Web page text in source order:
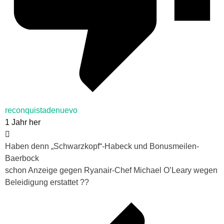
reconquistadenuevo
1 Jahr her
Haben denn „Schwarzkopf“-Habeck und Bonusmeilen-
Baerbock
schon Anzeige gegen Ryanair-Chef Michael O’Leary wegen
Beleidigung erstattet ??